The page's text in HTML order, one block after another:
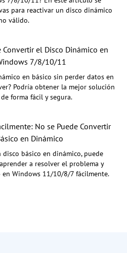
para reactivar un disco dinámico
válido.
el Disco Dinámico en
7/8/10/11
en básico sin perder datos en
Podría obtener la mejor solución
forma fácil y segura.
No se Puede Convertir
en Dinámico
básico en dinámico, puede
a resolver el problema y
Windows 11/10/8/7 fácilmente.